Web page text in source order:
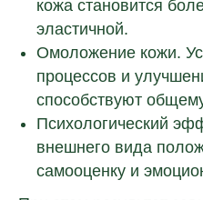
кожа становится
эластичной.
Омоложение кожи.
процессов и
способствуют
Психологический
внешнего вида
самооценку и